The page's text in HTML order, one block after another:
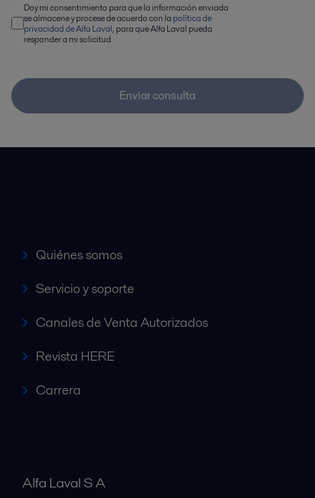
Doy mi consentimiento para que la información enviada
se almacene y procese de acuerdo con la política de
privacidad de Alfa Laval, para que Alfa Laval pueda
responder a mi solicitud.
Enviar consulta
Quiénes somos
Servicio y soporte
Canales de Venta Autorizados
Revista HERE
Carrera
Alfa Laval S A